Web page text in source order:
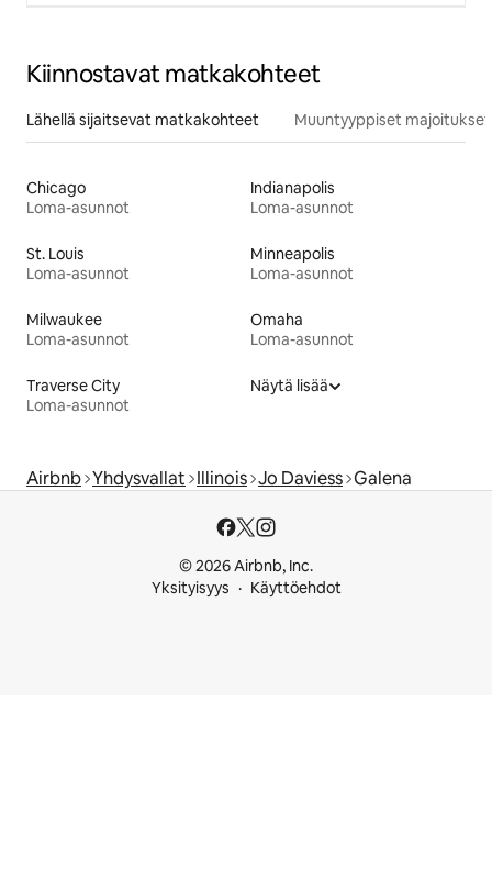
Kiinnostavat matkakohteet
Lähellä sijaitsevat matkakohteet Muuntyyppiset majoitukset
Chicago
Loma-asunnot
Indianapolis
Loma-asunnot
St. Louis
Loma-asunnot
Minneapolis
Loma-asunnot
Milwaukee
Loma-asunnot
Omaha
Loma-asunnot
Traverse City
Loma-asunnot
Näytä lisää
Airbnb Yhdysvallat Illinois Jo Daviess Galena
© 2026 Airbnb, Inc.
Yksityisyys
Käyttöehdot